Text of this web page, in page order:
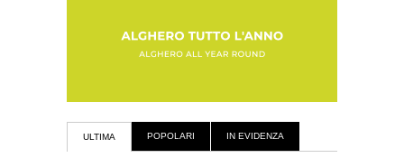
ULTIMA POPOLARI IN EVIDENZA